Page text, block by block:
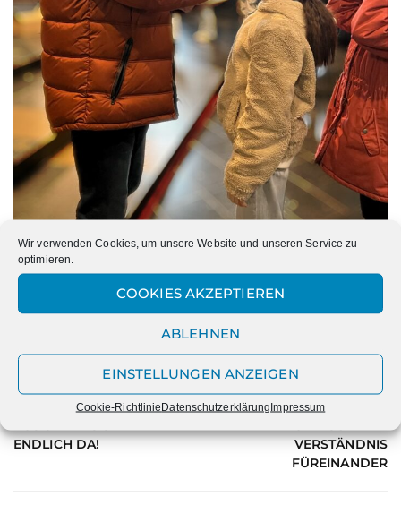
Wir verwenden Cookies, um unsere Website und unseren Service zu
optimieren.
COOKIES AKZEPTIEREN
ABLEHNEN
EINSTELLUNGEN ANZEIGEN
Cookie-RichtlinieDatenschutzerklärungImpressum
PREVIOUS
BIENVENUE À XANTEN –
“UNSERE” FRANZOSEN
ENDLICH DA!
NEXT
AUSTAUSCH
ÜBERWINDET GRENZEN
VERSTÄNDNIS
FÜREINANDER